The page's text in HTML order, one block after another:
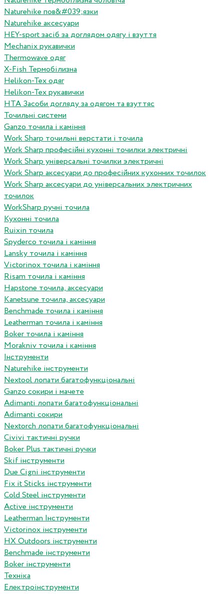
Naturehike пов&#039;язки
Naturehike аксесуари
HEY-sport засіб за доглядом одягу і взуття
Mechanix рукавички
Thermowave одяг
X-Fish Термобілизна
Helikon-Tex одяг
Helikon-Tex рукавички
HTA Засоби догляду за одягом та взуттяс
Точильні системи
Ganzo точила і каміння
Work Sharp точильні верстати і точила
Work Sharp професiйнi кухоннi точилки электричнi
Work Sharp унiверсальнi точилки электричнi
Work Sharp аксесуари до професiйних кухонних точилок
Work Sharp аксесуари до унiверсальних электричних
точилок
WorkSharp ручні точила
Кухонні точила
Ruixin точила
Spyderco точила і каміння
Lansky точила і каміння
Victorinox точила і каміння
Risam точила і каміння
Hapstone точила, аксесуари
Kanetsune точила, аксесуари
Benchmade точила і каміння
Leatherman точила і каміння
Boker точила і каміння
Morakniv точила і каміння
Інструменти
Naturehike інструменти
Nextool лопати багатофункціональні
Ganzo сокири і мачете
Adimanti лопати багатофункціональні
Adimanti сокири
Nextorch лопати багатофункціональні
Сivivi тактичні ручки
Boker Plus тактичні ручки
Skif інструменти
Due Cigni інструменти
Fix it Sticks інструменти
Сold Steel інструменти
Active інструменти
Leatherman Інструменти
Victorinox інструменти
HX Outdoors інструменти
Benchmade інструменти
Boker інструменти
Техніка
Електроінструменти